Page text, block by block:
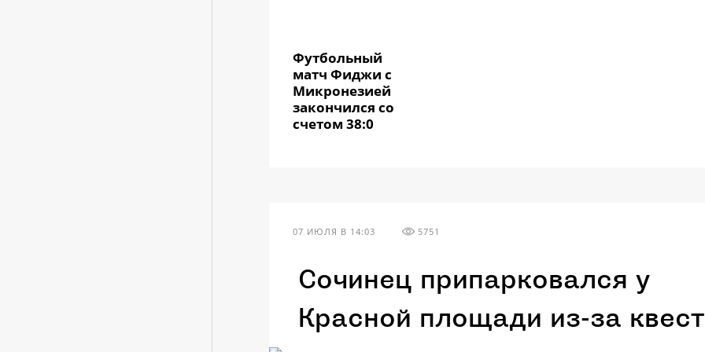
Футбольный
матч Фиджи с
Микронезией
закончился со
счетом 38:0
07 ИЮЛЯ В 14:03 5751
Сочинец припарковался у
Красной площади из-за